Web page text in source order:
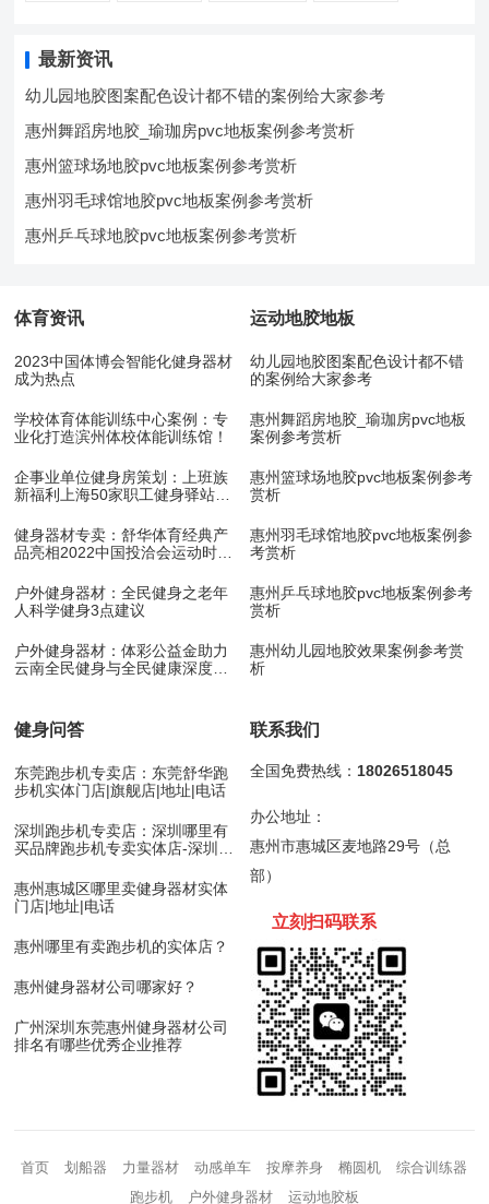
最新资讯
幼儿园地胶图案配色设计都不错的案例给大家参考
惠州舞蹈房地胶_瑜珈房pvc地板案例参考赏析
惠州篮球场地胶pvc地板案例参考赏析
惠州羽毛球馆地胶pvc地板案例参考赏析
惠州乒乓球地胶pvc地板案例参考赏析
体育资讯
2023中国体博会智能化健身器材
成为热点
学校体育体能训练中心案例：专
业化打造滨州体校体能训练馆！
企事业单位健身房策划：上班族
新福利上海50家职工健身驿站10
健身器材专卖：舒华体育经典产
品亮相2022中国投洽会运动时尚
户外健身器材：全民健身之老年
人科学健身3点建议
户外健身器材：体彩公益金助力
云南全民健身与全民健康深度融
运动地胶地板
幼儿园地胶图案配色设计都不错
的案例给大家参考
惠州舞蹈房地胶_瑜珈房pvc地板
案例参考赏析
惠州篮球场地胶pvc地板案例参考
赏析
惠州羽毛球馆地胶pvc地板案例参
考赏析
惠州乒乓球地胶pvc地板案例参考
赏析
惠州幼儿园地胶效果案例参考赏
析
健身问答
东莞跑步机专卖店：东莞舒华跑
步机实体门店|旗舰店|地址|电话
深圳跑步机专卖店：深圳哪里有
买品牌跑步机专卖实体店-深圳舒
惠州惠城区哪里卖健身器材实体
门店|地址|电话
惠州哪里有卖跑步机的实体店？
惠州健身器材公司哪家好？
广州深圳东莞惠州健身器材公司
排名有哪些优秀企业推荐
联系我们
全国免费热线： 18026518045
办公地址：
惠州市惠城区麦地路29号（总
部）
立刻扫码联系
首页 划船器 力量器材 动感单车 按摩养身 椭圆机
综合训练器
跑步机
户外健身器材 运动地胶板